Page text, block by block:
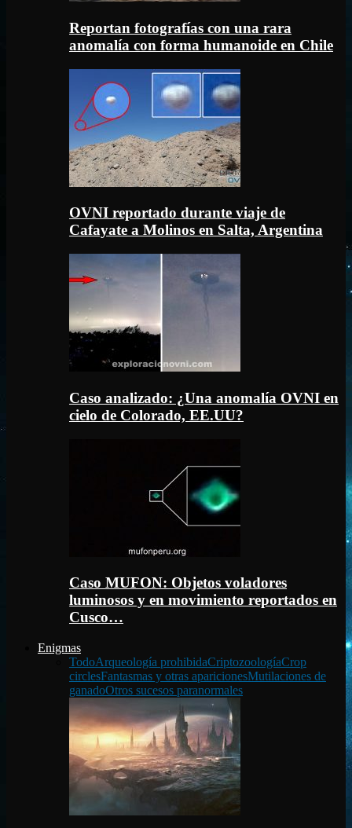
Reportan fotografías con una rara
anomalía con forma humanoide en Chile
OVNI reportado durante viaje de
Cafayate a Molinos en Salta, Argentina
Caso analizado: ¿Una anomalía OVNI en
cielo de Colorado, EE.UU?
Caso MUFON: Objetos voladores
luminosos y en movimiento reportados en
Cusco…
Enigmas
TodoArqueología prohibidaCriptozoologíaCrop
circlesFantasmas y otras aparicionesMutilaciones de
ganadoOtros sucesos paranormales